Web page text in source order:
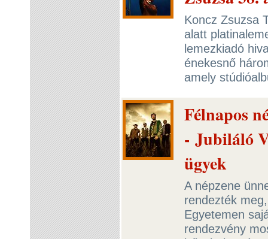
Koncz Zsuzsa
alatt
lemezkiadó
énekesnő
amely
Félnapos
- Jubiláló
ügyek
A népzene
rendezték
Egyetemen
rendezvény